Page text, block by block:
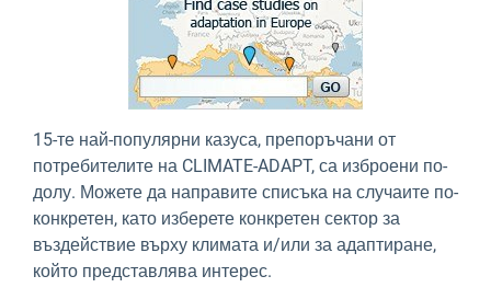
15-те най-популярни казуса, препоръчани от
потребителите на CLIMATE-ADAPT, са изброени по-
долу. Можете да направите списъка на случаите по-
конкретен, като изберете конкретен сектор за
въздействие върху климата и/или за адаптиране,
който представлява интерес.